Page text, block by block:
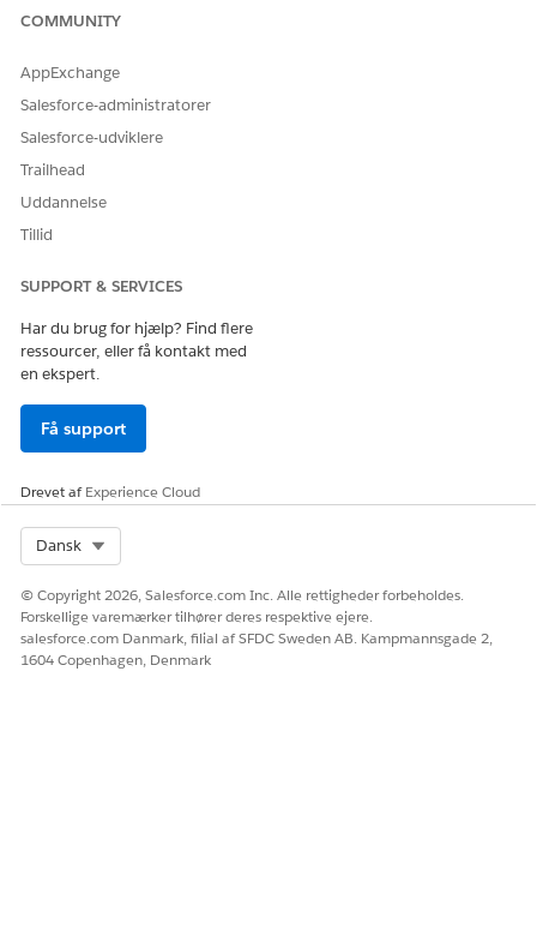
følger Jane, når hun bruger forskellige serviceleveringsstier
virtuelle maskine.
COMMUNITY
AppExchange
Salesforce-administratorer
Salesforce-udviklere
Trailhead
Uddannelse
Tillid
SUPPORT & SERVICES
Har du brug for hjælp? Find flere
ressourcer, eller få kontakt med
en ekspert.
Få support
Drevet afExperience Cloud
Dansk
© Copyright 2026, Salesforce.com Inc. Alle rettigheder forbeholdes.
Forskellige varemærker tilhører deres respektive ejere.
salesforce.com Danmark, filial af SFDC Sweden AB. Kampmannsgade 2,
1604 Copenhagen, Denmark